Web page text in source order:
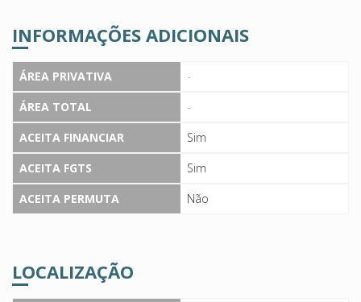
INFORMAÇÕES ADICIONAIS
ÁREA PRIVATIVA -
ÁREA TOTAL -
ACEITA FINANCIAR
Sim
ACEITA FGTS
Sim
ACEITA PERMUTA
Não
LOCALIZAÇÃO